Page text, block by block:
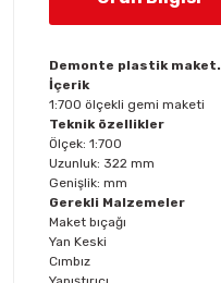
Demonte plastik maket.
İçerik
1:700 ölçekli gemi maketi
Teknik özellikler
Ölçek: 1:700
Uzunluk: 322 mm
Genişlik: mm
Gerekli Malzemeler
Maket bıçağı
Yan Keski
Cımbız